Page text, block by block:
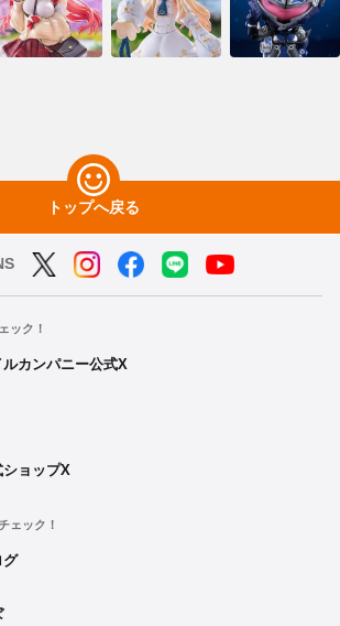
トップへ戻る
ック！
カンパニー公式X
ショップX
ェック！
グ